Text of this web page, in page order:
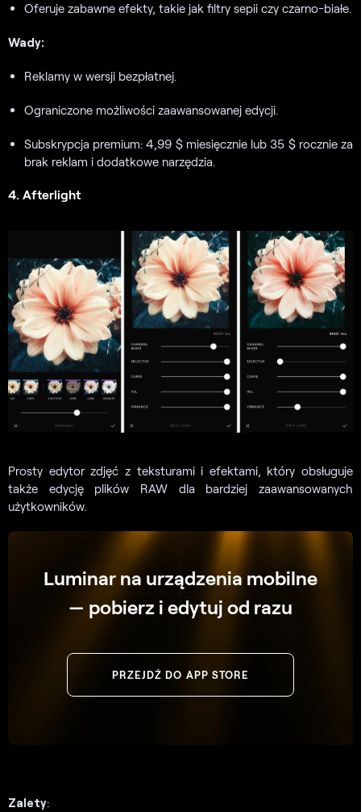
Oferuje zabawne efekty, takie jak filtry sepii czy czarno-białe.
Wady:
Reklamy w wersji bezpłatnej.
Ograniczone możliwości zaawansowanej edycji.
Subskrypcja premium: 4,99 $ miesięcznie lub 35 $ rocznie za
brak reklam i dodatkowe narzędzia.
4. Afterlight
Prosty edytor zdjęć z teksturami i efektami, który obsługuje
także edycję plików RAW dla bardziej zaawansowanych
użytkowników.
Luminar na urządzenia mobilne
— pobierz i edytuj od razu
PRZEJDŹ DO APP STORE
Zalety: